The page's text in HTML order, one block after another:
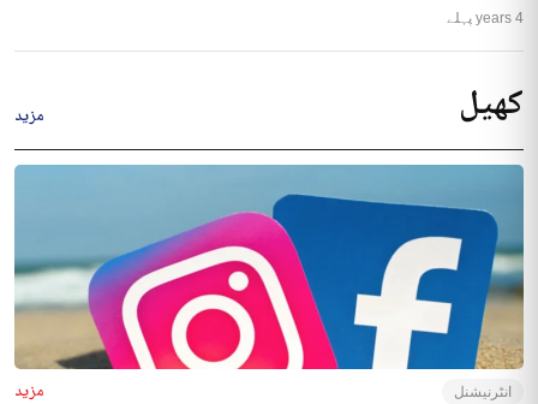
4 years پہلے
کھیل مزید
انٹرنیشنل مزید